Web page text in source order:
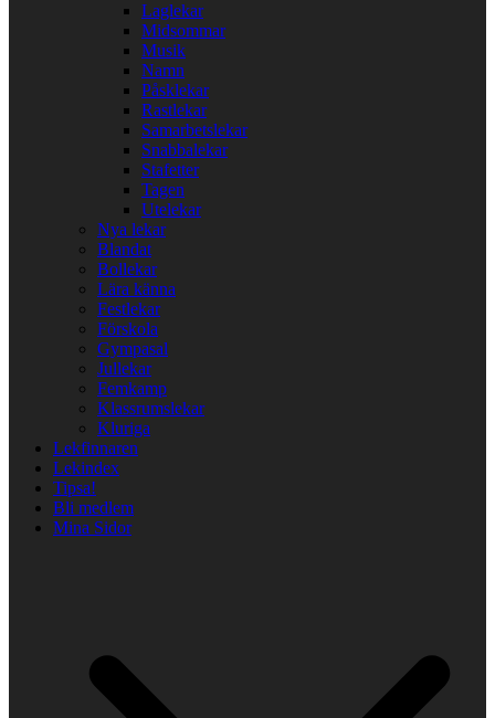
Laglekar
Midsommar
Musik
Namn
Påsklekar
Rastlekar
Samarbetslekar
Snabbalekar
Stafetter
Tagen
Utelekar
Nya lekar
Blandat
Bollekar
Lära känna
Festlekar
Förskola
Gympasal
Jullekar
Femkamp
Klassrumslekar
Kluriga
Lekfinnaren
Lekindex
Tipsa!
Bli medlem
Mina Sidor